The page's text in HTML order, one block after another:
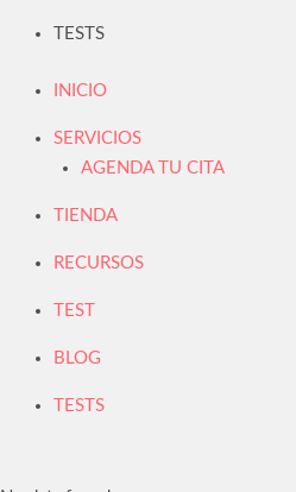
TESTS
INICIO
SERVICIOS
AGENDA TU CITA
TIENDA
RECURSOS
TEST
BLOG
TESTS